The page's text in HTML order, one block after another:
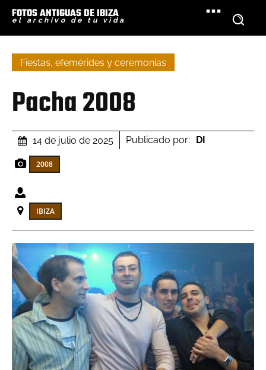
FOTOS ANTIGUAS DE IBIZA
el archivo de tu vida
Fiestas, efemérides y ceremonias
Pacha 2008
14 de julio de 2025 Publicado por: DI
2008
IBIZA